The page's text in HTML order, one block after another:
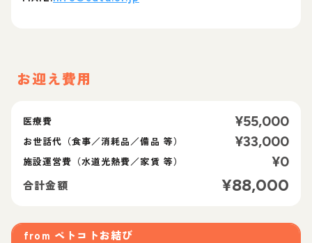
お迎え費用
医療費 ¥55,000
お世話代（食事／消耗品／備品 等） ¥33,000
施設運営費（水道光熱費／家賃 等） ¥0
合計金額 ¥88,000
from ペトコトお結び